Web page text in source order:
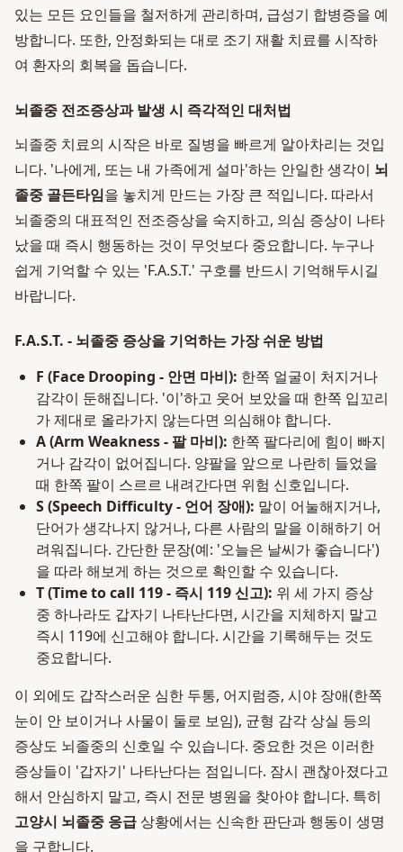
있는 모든 요인들을 철저하게 관리하며, 급성기 합병증을 예
방합니다. 또한, 안정화되는 대로 조기 재활 치료를 시작하
여 환자의 회복을 돕습니다.
뇌졸중 전조증상과 발생 시 즉각적인 대처법
뇌졸중 치료의 시작은 바로 질병을 빠르게 알아차리는 것입
니다. '나에게, 또는 내 가족에게 설마'하는 안일한 생각이 뇌
졸중 골든타임을 놓치게 만드는 가장 큰 적입니다. 따라서
뇌졸중의 대표적인 전조증상을 숙지하고, 의심 증상이 나타
났을 때 즉시 행동하는 것이 무엇보다 중요합니다. 누구나
쉽게 기억할 수 있는 'F.A.S.T.' 구호를 반드시 기억해두시길
바랍니다.
F.A.S.T. - 뇌졸중 증상을 기억하는 가장 쉬운 방법
F (Face Drooping - 안면 마비): 한쪽 얼굴이 처지거나
감각이 둔해집니다. '이'하고 웃어 보았을 때 한쪽 입꼬리
가 제대로 올라가지 않는다면 의심해야 합니다.
A (Arm Weakness - 팔 마비): 한쪽 팔다리에 힘이 빠지
거나 감각이 없어집니다. 양팔을 앞으로 나란히 들었을
때 한쪽 팔이 스르르 내려간다면 위험 신호입니다.
S (Speech Difficulty - 언어 장애): 말이 어눌해지거나,
단어가 생각나지 않거나, 다른 사람의 말을 이해하기 어
려워집니다. 간단한 문장(예: '오늘은 날씨가 좋습니다')
을 따라 해보게 하는 것으로 확인할 수 있습니다.
T (Time to call 119 - 즉시 119 신고): 위 세 가지 증상
중 하나라도 갑자기 나타난다면, 시간을 지체하지 말고
즉시 119에 신고해야 합니다. 시간을 기록해두는 것도
중요합니다.
이 외에도 갑작스러운 심한 두통, 어지럼증, 시야 장애(한쪽
눈이 안 보이거나 사물이 둘로 보임), 균형 감각 상실 등의
증상도 뇌졸중의 신호일 수 있습니다. 중요한 것은 이러한
증상들이 '갑자기' 나타난다는 점입니다. 잠시 괜찮아졌다고
해서 안심하지 말고, 즉시 전문 병원을 찾아야 합니다. 특히
고양시 뇌졸중 응급상황에서는 신속한 판단과 행동이 생명
을 구합니다.